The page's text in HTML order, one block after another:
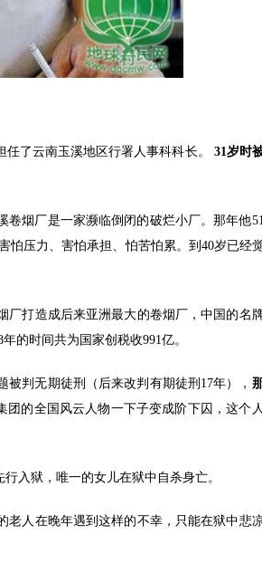
了云南玉溪地区行署人事科科长。 31岁时
烟厂是一家濒临倒闭的破烂小厂。那年他
怕压力、害怕承担、怕苦怕累。到40岁已经
打造成后来亚洲最大的卷烟厂，中国的名牌
的时间共为国家创税收991亿。
判无期徒刑（后来改判有期徒刑17年），
团的全国风云人物一下子变成阶下囚，这个
入狱，唯一的女儿在狱中自杀身亡。
人在晚年遇到这样的不幸，只能在狱中悲